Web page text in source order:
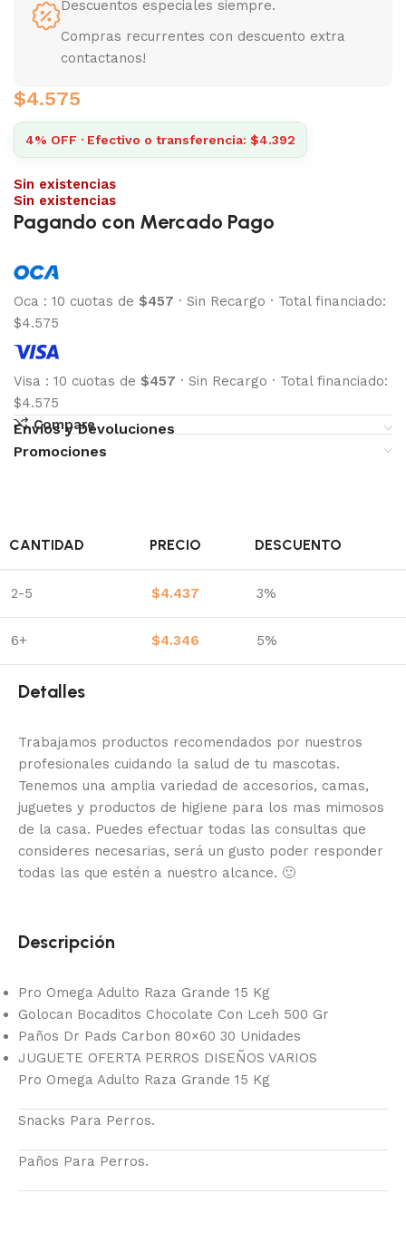
Descuentos especiales siempre.
Compras recurrentes con descuento extra
contactanos!
$4.575
4% OFF · Efectivo o transferencia: $4.392
Sin existencias
Sin existencias
Pagando con Mercado Pago
Oca : 10 cuotas de $457 · Sin Recargo · Total financiado:
$4.575
Visa : 10 cuotas de $457 · Sin Recargo · Total financiado:
$4.575
Compare
Envíos y Devoluciones
Promociones
CANTIDAD PRECIO DESCUENTO
2-5 $4.437 3%
6+ $4.346 5%
Detalles
Trabajamos productos recomendados por nuestros
profesionales cuidando la salud de tu mascotas.
Tenemos una amplia variedad de accesorios, camas,
juguetes y productos de higiene para los mas mimosos
de la casa. Puedes efectuar todas las consultas que
consideres necesarias, será un gusto poder responder
todas las que estén a nuestro alcance. 🙂
Descripción
Pro Omega Adulto Raza Grande 15 Kg
Golocan Bocaditos Chocolate Con Lceh 500 Gr
Paños Dr Pads Carbon 80×60 30 Unidades
JUGUETE OFERTA PERROS DISEÑOS VARIOS
Pro Omega Adulto Raza Grande 15 Kg
Snacks Para Perros.
Paños Para Perros.